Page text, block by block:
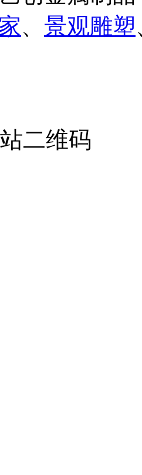
、 景观雕塑
二维码